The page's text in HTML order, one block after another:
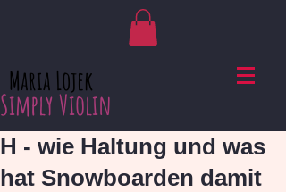
Simply Violin
Maria Lojek
H - wie Haltung und was
hat Snowboarden damit